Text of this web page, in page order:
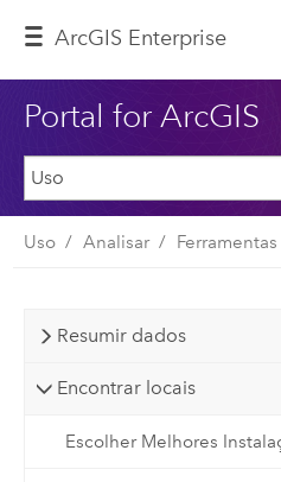
ArcGIS Enterprise
Portal for ArcGIS
Uso Analisar Ferramentas
Resumir dados
Encontrar locais
Escolher Melhores